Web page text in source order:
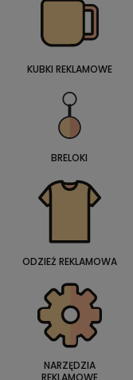
KUBKI REKLAMOWE
BRELOKI
ODZIEŻ REKLAMOWA
NARZĘDZIA